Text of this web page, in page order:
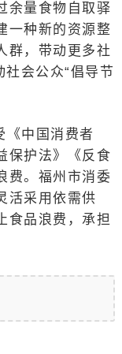
余量食物自取驿
一种新的资源整
群，带动更多社
社会公众“倡导节
《中国消费者
保护法》《反食
费。福州市消委
活采用依需供
食品浪费，承担